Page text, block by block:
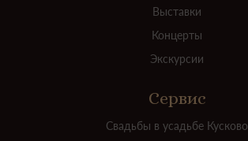
Выставки
Концерты
Экскурсии
Сервис
Свадьбы в усадьбе Кусково